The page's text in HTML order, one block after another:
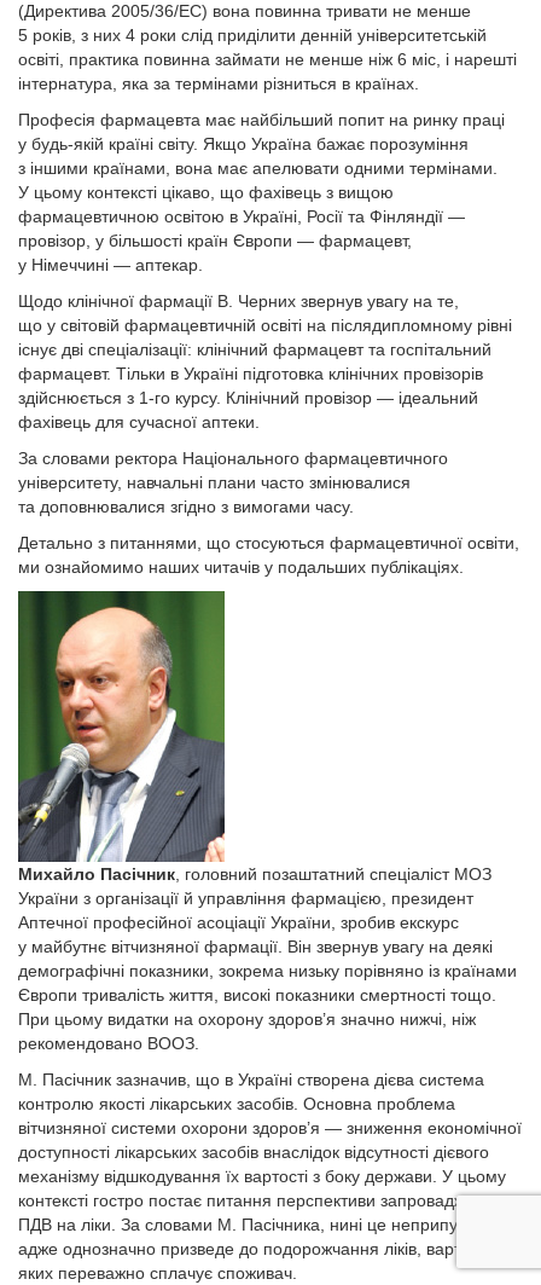
(Директива 2005/36/ЕС) вона повинна тривати не менше
5 років, з них 4 роки слід приділити денній університетській
освіті, практика повинна займати не менше ніж 6 міс, і нарешті
інтернатура, яка за термінами різниться в країнах.
Професія фармацевта має найбільший попит на ринку праці
у будь-якій країні світу. Якщо Україна бажає порозуміння
з іншими країнами, вона має апелювати одними термінами.
У цьому контексті цікаво, що фахівець з вищою
фармацевтичною освітою в Україні, Росії та Фінляндії —
провізор, у більшості країн Європи — фармацевт,
у Німеччині — аптекар.
Щодо клінічної фармації В. Черних звернув увагу на те,
що у світовій фармацевтичній освіті на післядипломному рівні
існує дві спеціалізації: клінічний фармацевт та госпітальний
фармацевт. Тільки в Україні підготовка клінічних провізорів
здійснюється з 1-го курсу. Клінічний провізор — ідеальний
фахівець для сучасної аптеки.
За словами ректора Національного фармацевтичного
університету, навчальні плани часто змінювалися
та доповнювалися згідно з вимогами часу.
Детально з питаннями, що стосуються фармацевтичної освіти,
ми ознайомимо наших читачів у подальших публікаціях.
Михайло Пасічник, головний позаштатний спеціаліст МОЗ
України з організації й управління фармацією­, президент
Аптечної професійної асоціації України, зробив екскурс
у майбутнє вітчизняної фармації. Він звернув увагу на деякі
демографічні показники, зокрема низьку порівняно із країнами
Європи тривалість життя, високі показники смертності тощо.
При цьому видатки на охорону здоров’я значно нижчі, ніж
рекомендовано ВООЗ.
М. Пасічник зазначив, що в Україні створена дієва система
контролю якості лікарських засобів. Основна проблема
вітчизняної системи охорони здоров’я — зниження економічної
доступності лікарських засобів внаслідок відсутності дієвого
механізму відшкодування їх вартості з боку держави. У цьому
контексті гостро постає питання перспективи запровадження
ПДВ на ліки. За словами М. Пасічника, нині це неприпустимо,
адже однозначно призведе до подорожчання ліків, вартість
яких переважно сплачує споживач.